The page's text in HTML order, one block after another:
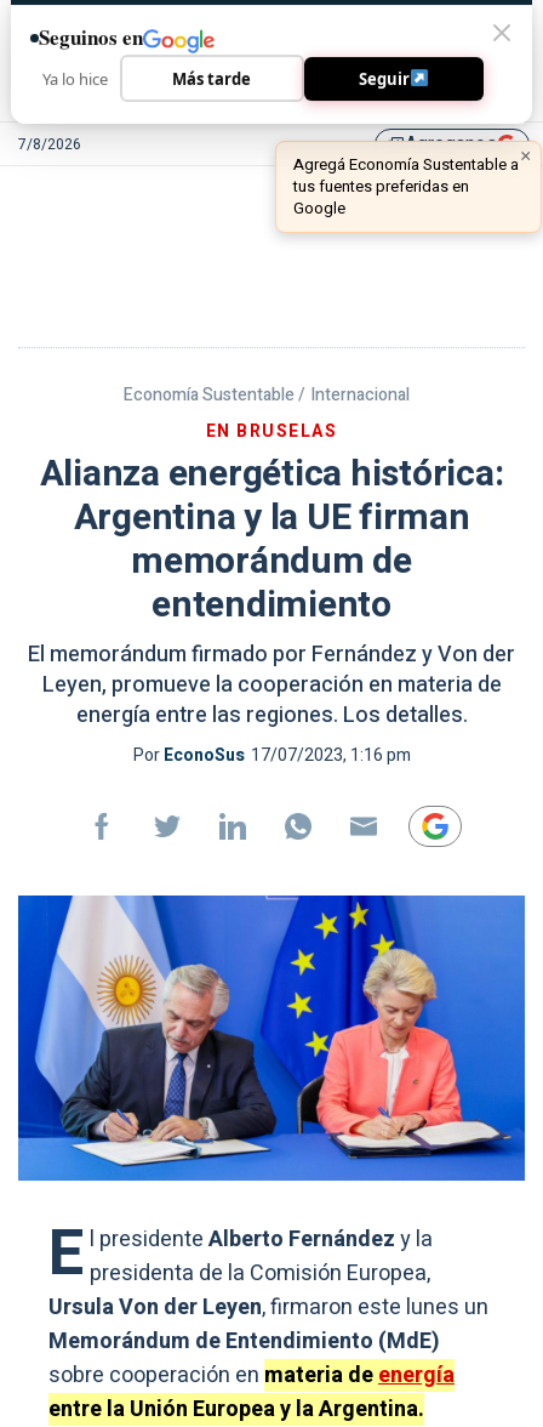
7/8/2026 library_addAgreganos
Economía Sustentable / Internacional
EN BRUSELAS
Alianza energética histórica:
Argentina y la UE firman
memorándum de
entendimiento
El memorándum firmado por Fernández y Von der
Leyen, promueve la cooperación en materia de
energía entre las regiones. Los detalles.
PorEconoSus 17/07/2023, 1:16 pm
E l presidenteAlberto Fernándezy la
presidenta de la Comisión Europea,
Ursula Von der Leyen, firmaron este lunes un
Memorándum de Entendimiento (MdE)
sobre cooperación en materia deenergía
entre la Unión Europea y la Argentina.
Seguinos en
Ya lo hice Más tarde Seguir